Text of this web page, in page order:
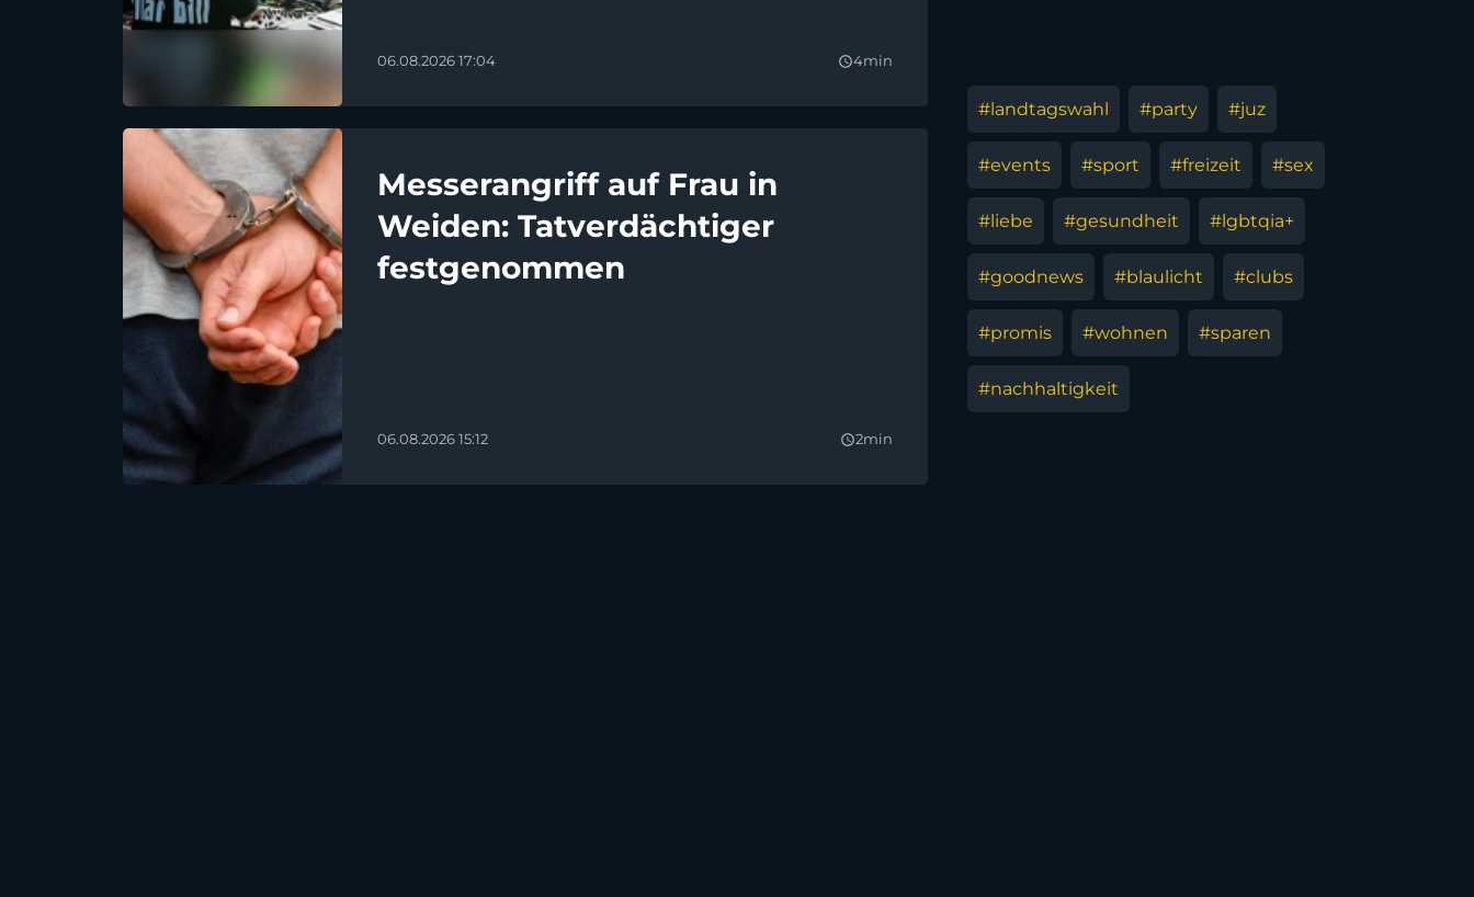
06.08.2026 17:04 query_builder4min
Messerangriff auf Frau in
Weiden: Tatverdächtiger
festgenommen
06.08.2026 15:12 query_builder2min
#landtagswahl #party #juz
#events #sport #freizeit #sex
#liebe #gesundheit #lgbtqia+
#goodnews #blaulicht #clubs
#promis #wohnen #sparen
#nachhaltigkeit